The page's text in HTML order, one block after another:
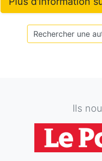
Rechercher une
Ils